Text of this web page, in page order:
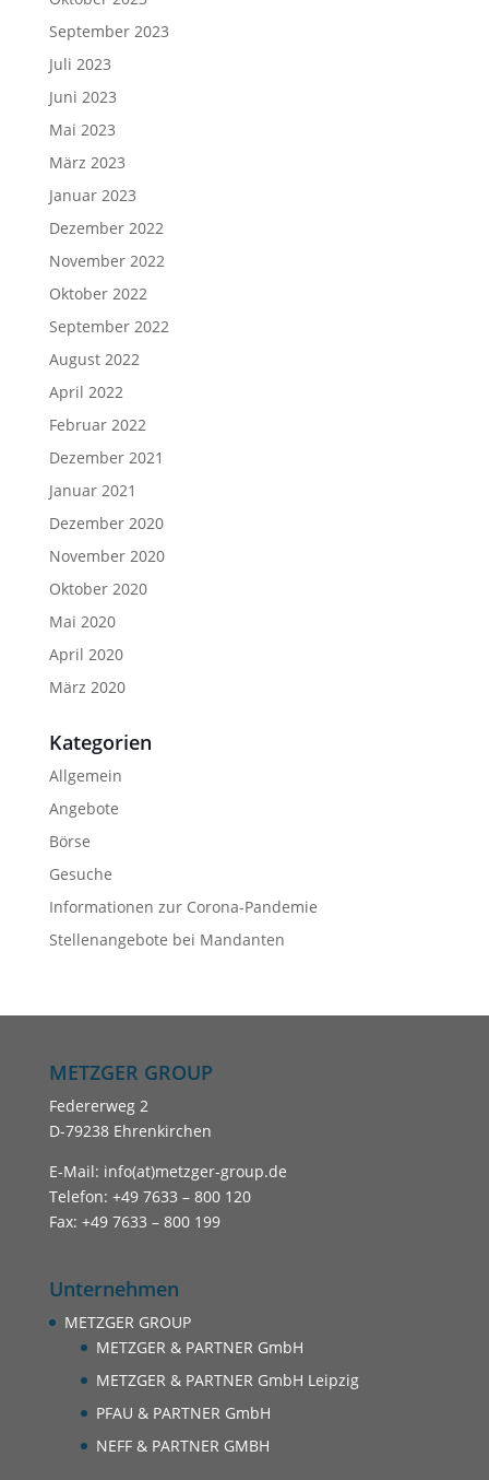
September 2023
Juli 2023
Juni 2023
Mai 2023
März 2023
Januar 2023
Dezember 2022
November 2022
Oktober 2022
September 2022
August 2022
April 2022
Februar 2022
Dezember 2021
Januar 2021
Dezember 2020
November 2020
Oktober 2020
Mai 2020
April 2020
März 2020
Kategorien
Allgemein
Angebote
Börse
Gesuche
Informationen zur Corona-Pandemie
Stellenangebote bei Mandanten
METZGER GROUP
Federerweg 2
D-79238 Ehrenkirchen
E-Mail: info(at)metzger-group.de
Telefon: +49 7633 – 800 120
Fax: +49 7633 – 800 199
Unternehmen
METZGER GROUP
METZGER & PARTNER GmbH
METZGER & PARTNER GmbH Leipzig
PFAU & PARTNER GmbH
NEFF & PARTNER GMBH